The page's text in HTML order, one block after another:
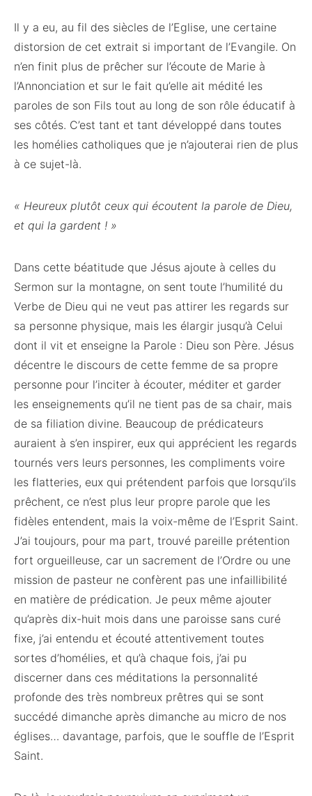
Il y a eu, au fil des siècles de l’Eglise, une certaine
distorsion de cet extrait si important de l’Evangile. On
n’en finit plus de prêcher sur l’écoute de Marie à
l’Annonciation et sur le fait qu’elle ait médité les
paroles de son Fils tout au long de son rôle éducatif à
ses côtés. C’est tant et tant développé dans toutes
les homélies catholiques que je n’ajouterai rien de plus
à ce sujet-là.
« Heureux plutôt ceux qui écoutent la parole de Dieu,
et qui la gardent ! »
Dans cette béatitude que Jésus ajoute à celles du
Sermon sur la montagne, on sent toute l’humilité du
Verbe de Dieu qui ne veut pas attirer les regards sur
sa personne physique, mais les élargir jusqu’à Celui
dont il vit et enseigne la Parole : Dieu son Père. Jésus
décentre le discours de cette femme de sa propre
personne pour l’inciter à écouter, méditer et garder
les enseignements qu’il ne tient pas de sa chair, mais
de sa filiation divine. Beaucoup de prédicateurs
auraient à s’en inspirer, eux qui apprécient les regards
tournés vers leurs personnes, les compliments voire
les flatteries, eux qui prétendent parfois que lorsqu’ils
prêchent, ce n’est plus leur propre parole que les
fidèles entendent, mais la voix-même de l’Esprit Saint.
J’ai toujours, pour ma part, trouvé pareille prétention
fort orgueilleuse, car un sacrement de l’Ordre ou une
mission de pasteur ne confèrent pas une infaillibilité
en matière de prédication. Je peux même ajouter
qu’après dix-huit mois dans une paroisse sans curé
fixe, j’ai entendu et écouté attentivement toutes
sortes d’homélies, et qu’à chaque fois, j’ai pu
discerner dans ces méditations la personnalité
profonde des très nombreux prêtres qui se sont
succédé dimanche après dimanche au micro de nos
églises… davantage, parfois, que le souffle de l’Esprit
Saint.